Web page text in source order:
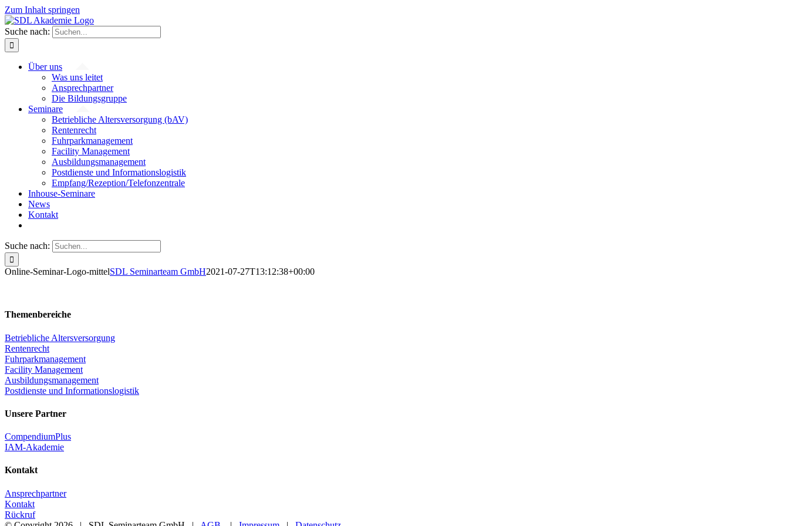
Zum Inhalt springen
Suche nach:
Über uns
Was uns leitet
Ansprechpartner
Die Bildungsgruppe
Seminare
Betriebliche Altersversorgung (bAV)
Rentenrecht
Fuhrparkmanagement
Facility Management
Ausbildungsmanagement
Postdienste und Informationslogistik
Empfang/Rezeption/Telefonzentrale
Inhouse-Seminare
News
Kontakt
Suche nach:
Online-Seminar-Logo-mittelSDL Seminarteam GmbH2021-07-27T13:12:38+00:00
Themenbereiche
Betriebliche Altersversorgung
Rentenrecht
Fuhrparkmanagement
Facility Management
Ausbildungsmanagement
Postdienste und Informationslogistik
Unsere Partner
CompendiumPlus
IAM-Akademie
Kontakt
Ansprechpartner
Kontakt
Rückruf